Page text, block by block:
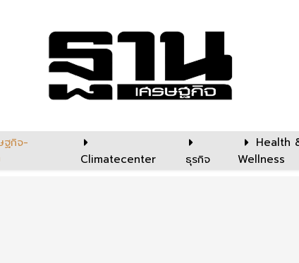
ฐกิจ-
Climatecenter ธุรกิจ
Health
Wellness